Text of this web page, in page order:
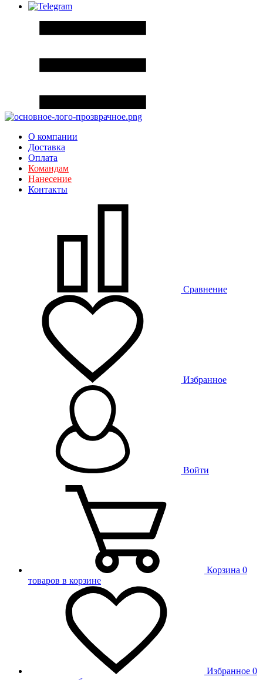
О компании
Доставка
Оплата
Командам
Нанесение
Контакты
Сравнение
Избранное
Войти
Корзина 0
товаров в корзине
Избранное 0